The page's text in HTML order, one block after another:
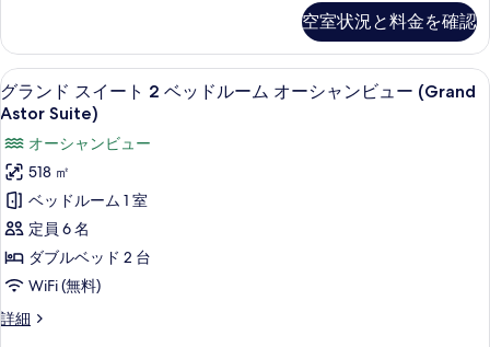
写
真
を
表
示
す
る
オ
ー
シ
ャ
ン
ビ
ュ
ー
(The
Strand
Villa)
ベ
ッ
ド
ル
ム
オ
ー
シ
ャ
ビ
ュ
(The
空室状況と料金を確認
グ
ラ
ン
ド
ス
イ
ー
ト
2
ベ
グランド スイート 2 ベッドルーム
6
グランド スイート 2 ベッドルーム オーシャンビュー (Grand
Astor Suite)
オーシャンビュー
518 ㎡
ベッドルーム 1 室
定員 6 名
ダブルベッド 2 台
WiFi (無料)
詳細
グ